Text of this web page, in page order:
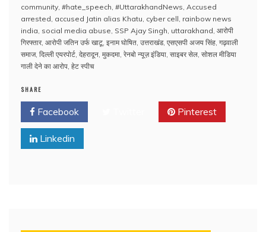
community, #hate_speech, #UttarakhandNews, Accused
arrested, accused Jatin alias Khatu, cyber cell, rainbow news
india, social media abuse, SSP Ajay Singh, uttarakhand, आरोपी
गिरफ्तार, आरोपी जतिन उर्फ खाटू, इनाम घोषित, उत्तराखंड, एसएसपी अजय सिंह, गढ़वाली
समाज, दिल्ली एयरपोर्ट, देहरादून, मुकदमा, रेनबो न्यूज़ इंडिया, साइबर सेल, सोशल मीडिया
गाली देने का आरोप, हेट स्पीच
SHARE
Facebook Pinterest
Linkedin